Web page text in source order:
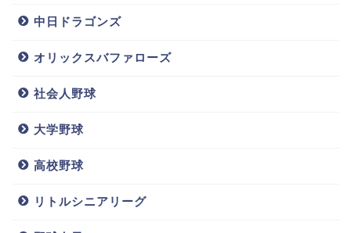
中日ドラゴンズ
オリックスバファローズ
社会人野球
大学野球
高校野球
リトルシニアリーグ